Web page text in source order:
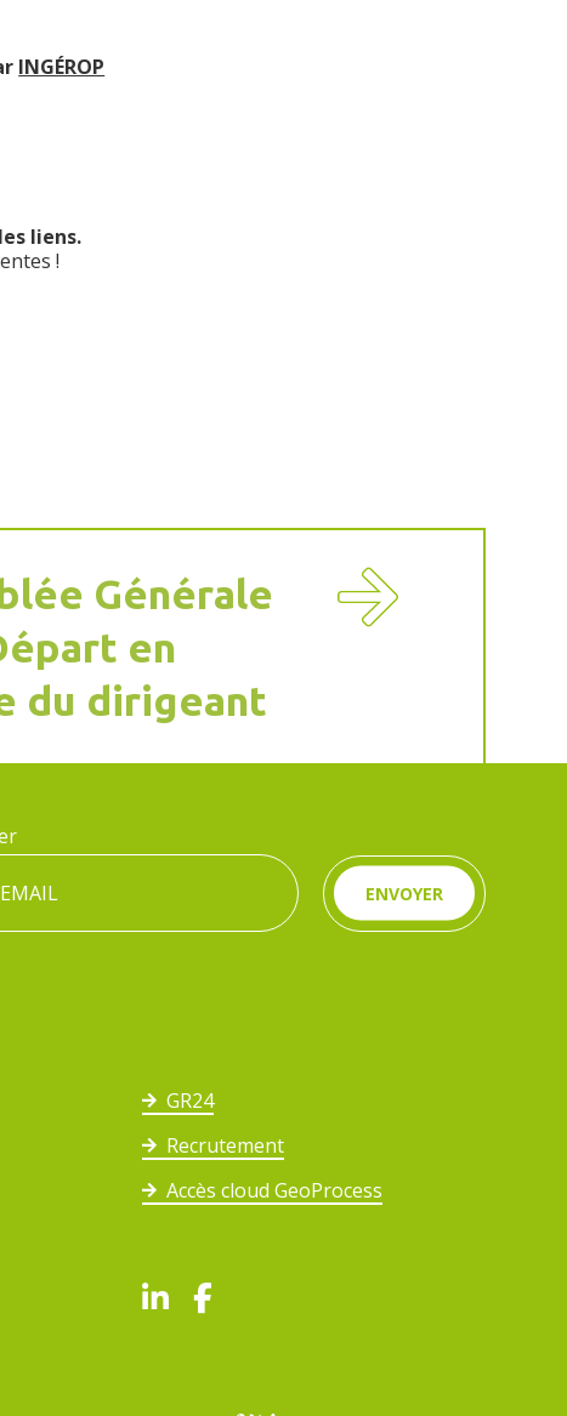
INGÉROP
liens.
!
Générale
en
du dirigeant
ENVOYER
GR24
Recrutement
Accès cloud GeoProcess